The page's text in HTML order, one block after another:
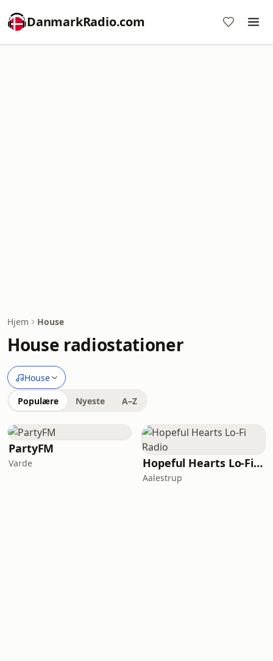
DanmarkRadio.com
Hjem House
House radiostationer
House
Populære Nyeste A–Z
PartyFM
Varde Hopeful Hearts Lo-Fi Radio
Aalestrup